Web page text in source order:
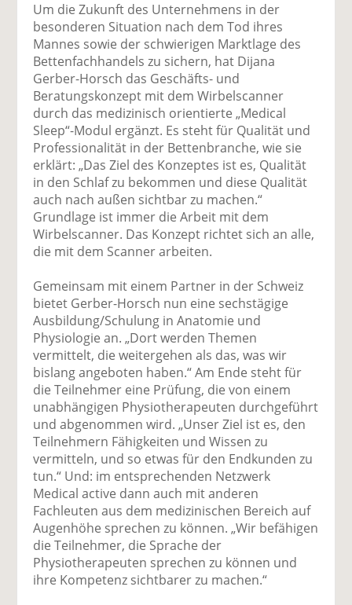
Um die Zukunft des Unternehmens in der
besonderen Situation nach dem Tod ihres
Mannes sowie der schwierigen Marktlage des
Bettenfachhandels zu sichern, hat Dijana
Gerber-Horsch das Geschäfts- und
Beratungskonzept mit dem Wirbelscanner
durch das medizinisch orientierte „Medical
Sleep“-Modul ergänzt. Es steht für Qualität und
Professionalität in der Bettenbranche, wie sie
erklärt: „Das Ziel des Konzeptes ist es, Qualität
in den Schlaf zu bekommen und diese Qualität
auch nach außen sichtbar zu machen.“
Grundlage ist immer die Arbeit mit dem
Wirbelscanner. Das Konzept richtet sich an alle,
die mit dem Scanner arbeiten.
Gemeinsam mit einem Partner in der Schweiz
bietet Gerber-Horsch nun eine sechstägige
Ausbildung/Schulung in Anatomie und
Physiologie an. „Dort werden Themen
vermittelt, die weitergehen als das, was wir
bislang angeboten haben.“ Am Ende steht für
die Teilnehmer eine Prüfung, die von einem
unabhängigen Physiotherapeuten durchgeführt
und abgenommen wird. „Unser Ziel ist es, den
Teilnehmern Fähigkeiten und Wissen zu
vermitteln, und so etwas für den Endkunden zu
tun.“ Und: im entsprechenden Netzwerk
Medical active dann auch mit anderen
Fachleuten aus dem medizinischen Bereich auf
Augenhöhe sprechen zu können. „Wir befähigen
die Teilnehmer, die Sprache der
Physiotherapeuten sprechen zu können und
ihre Kompetenz sichtbarer zu machen.“